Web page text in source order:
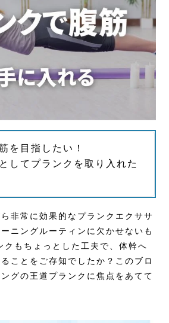
を目指したい！
してプランクを取り入れた
非常に効果的なプランクエクササ
ニングルーティンに欠かせないも
クもちょっとした工夫で、体幹へ
ことをご存知でしたか？このブロ
グの王道プランクに焦点をあてて